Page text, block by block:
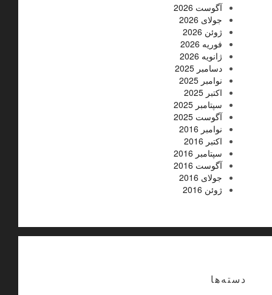
آگوست 2026
جولای 2026
ژوئن 2026
فوریه 2026
ژانویه 2026
دسامبر 2025
نوامبر 2025
اکتبر 2025
سپتامبر 2025
آگوست 2025
نوامبر 2016
اکتبر 2016
سپتامبر 2016
آگوست 2016
جولای 2016
ژوئن 2016
دسته‌ها